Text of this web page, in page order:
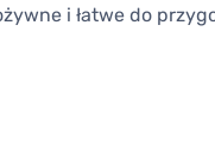
i łatwe do